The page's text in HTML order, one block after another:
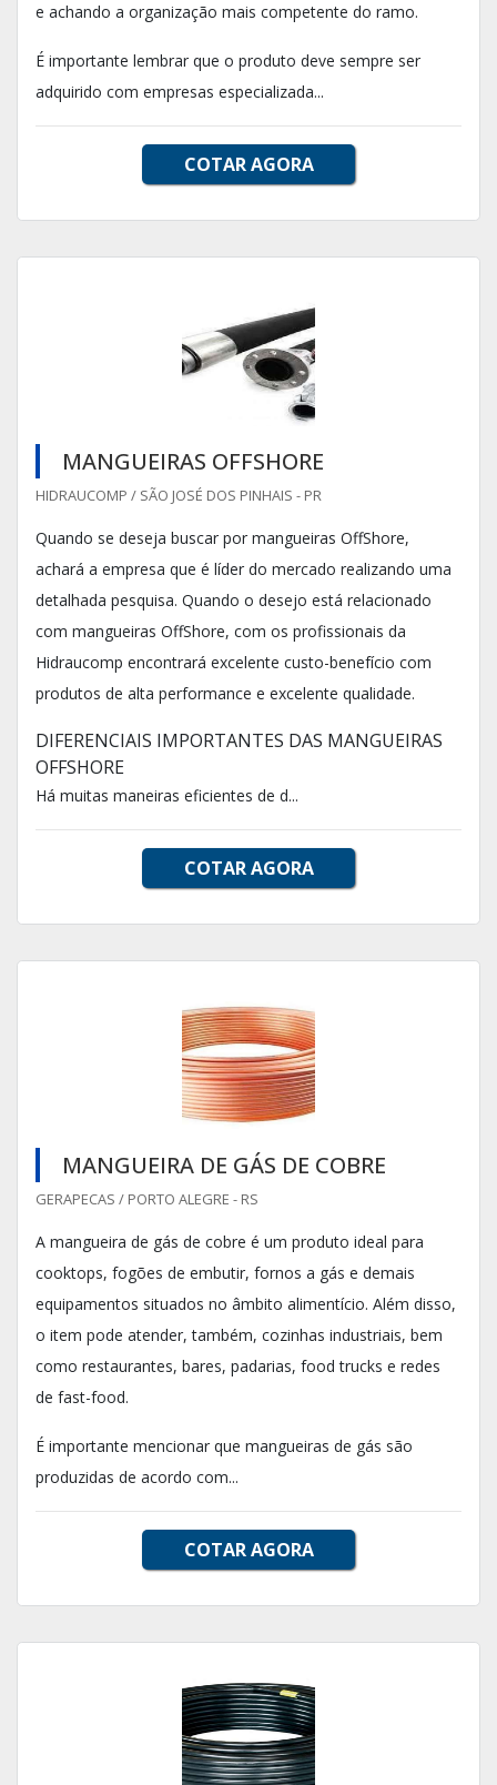
e achando a organização mais competente do ramo.
É importante lembrar que o produto deve sempre ser
adquirido com empresas especializada...
COTAR AGORA
MANGUEIRAS OFFSHORE
HIDRAUCOMP / SÃO JOSÉ DOS PINHAIS - PR
Quando se deseja buscar por mangueiras OffShore,
achará a empresa que é líder do mercado realizando uma
detalhada pesquisa. Quando o desejo está relacionado
com mangueiras OffShore, com os profissionais da
Hidraucomp encontrará excelente custo-benefício com
produtos de alta performance e excelente qualidade.
DIFERENCIAIS IMPORTANTES DAS MANGUEIRAS
OFFSHORE
Há muitas maneiras eficientes de d...
COTAR AGORA
MANGUEIRA DE GÁS DE COBRE
GERAPECAS / PORTO ALEGRE - RS
A mangueira de gás de cobre é um produto ideal para
cooktops, fogões de embutir, fornos a gás e demais
equipamentos situados no âmbito alimentício. Além disso,
o item pode atender, também, cozinhas industriais, bem
como restaurantes, bares, padarias, food trucks e redes
de fast-food.
É importante mencionar que mangueiras de gás são
produzidas de acordo com...
COTAR AGORA